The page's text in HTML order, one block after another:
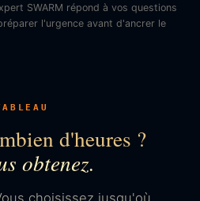
SWARM répond à vos questions
l'urgence avant d'ancrer le
d'heures ?
obtenez.
choisissez jusqu'où